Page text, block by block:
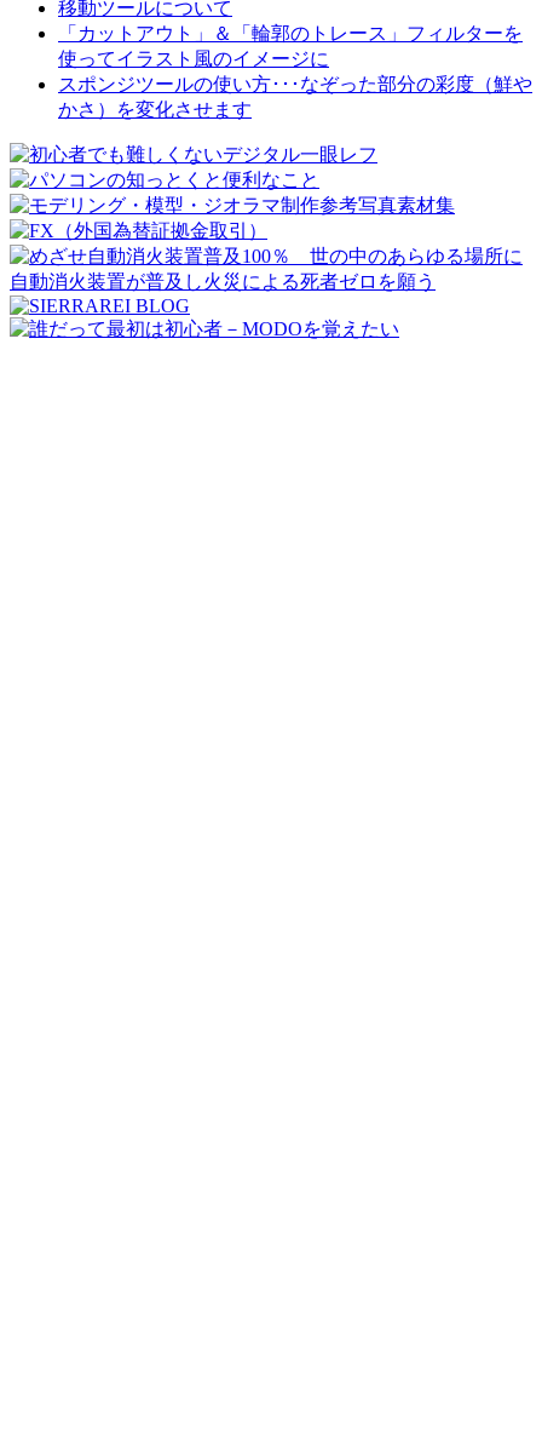
移動ツールについて
「カットアウト」＆「輪郭のトレース」フィルターを
使ってイラスト風のイメージに
スポンジツールの使い方･･･なぞった部分の彩度（鮮や
かさ）を変化させます